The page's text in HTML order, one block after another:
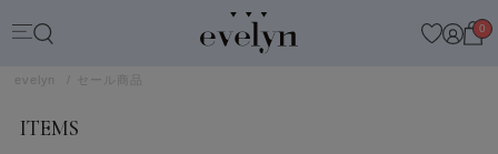
0
evelyn セール商品
ITEMS